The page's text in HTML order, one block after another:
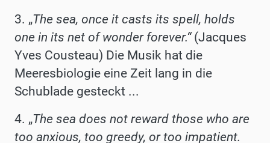
3. „The sea, once it casts its spell, holds
one in its net of wonder forever.“(Jacques
Yves Cousteau) Die Musik hat die
Meeresbiologie eine Zeit lang in die
Schublade gesteckt ...
4. „The sea does not reward those who are
too anxious, too greedy, or too impatient.